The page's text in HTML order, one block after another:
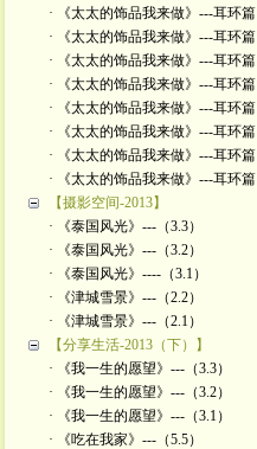
· 《太太的饰品我来做》---耳环篇
· 《太太的饰品我来做》---耳环篇
· 《太太的饰品我来做》---耳环篇
· 《太太的饰品我来做》---耳环篇
· 《太太的饰品我来做》---耳环篇
· 《太太的饰品我来做》---耳环篇
· 《太太的饰品我来做》---耳环篇
· 《太太的饰品我来做》---耳环篇
【摄影空间-2013】
· 《泰国风光》---（3.3）
· 《泰国风光》---（3.2）
· 《泰国风光》----（3.1）
· 《津城雪景》---（2.2）
· 《津城雪景》---（2.1）
【分享生活-2013（下）】
· 《我一生的愿望》---（3.3）
· 《我一生的愿望》---（3.2）
· 《我一生的愿望》---（3.1）
· 《吃在我家》---（5.5）